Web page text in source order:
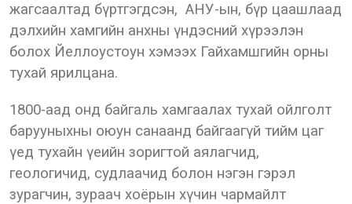
жагсаалтад бүртгэгдсэн, АНУ-ын, бүр цаашлаад
дэлхийн хамгийн анхны үндэсний хүрээлэн
болох Йеллоустоун хэмээх Гайхамшгийн орны
тухай ярилцана.
1800-аад онд байгаль хамгаалах тухай ойлголт
барууныхны оюун санаанд байгаагүй тийм цаг
үед тухайн үеийн зоригтой аялагчид,
геологичид, судлаачид болон нэгэн гэрэл
зурагчин, зураач хоёрын хүчин чармайлт